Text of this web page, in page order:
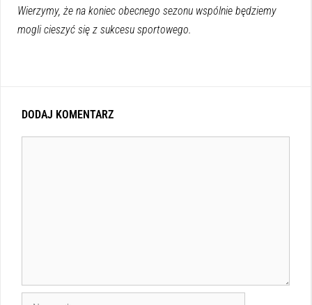
Wierzymy, że na koniec obecnego sezonu wspólnie będziemy
mogli cieszyć się z sukcesu sportowego.
DODAJ KOMENTARZ